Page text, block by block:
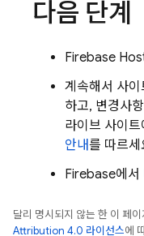
다음 단계
Firebase
계속해서 사
하고, 변경사
라이브 사이트
안내를 따르세
Firebase에서
달리 명시되지 않는 한 이 페
Attribution 4.0 라이선스에